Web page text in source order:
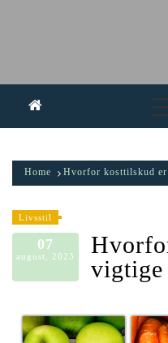
Home Hvorfor kosttilskud
Livsstil
07
august, 2023